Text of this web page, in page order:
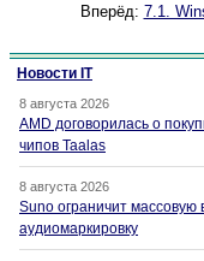
Вперёд: 7.1.
Новости IT
8 августа 2026
AMD договорилась о
чипов Taalas
8 августа 2026
Suno ограничит массовую
аудиомаркировку